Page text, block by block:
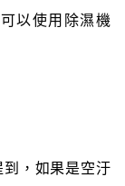
以使用除濕機
，如果是空汙